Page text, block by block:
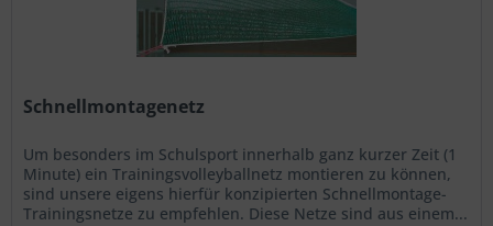
Schnellmontagenetz
Um besonders im Schulsport innerhalb ganz kurzer Zeit (1
Minute) ein Trainingsvolleyballnetz montieren zu können,
sind unsere eigens hierfür konzipierten Schnellmontage-
Trainingsnetze zu empfehlen. Diese Netze sind aus einem...